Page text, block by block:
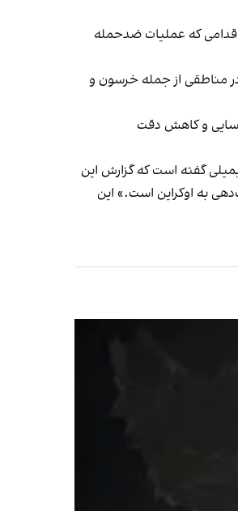
کرده بود؛ اقدامی که عملیات ضدحمله
مناطقی از جمله خرسون و
و کاهش دقت
گفته است که گزارش این
به اوکراین است.» این